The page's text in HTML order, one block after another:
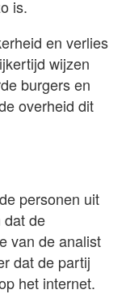
is.
en verlies
wijzen
burgers en
overheid dit
personen uit
dat de
van de analist
dat de partij
het internet.